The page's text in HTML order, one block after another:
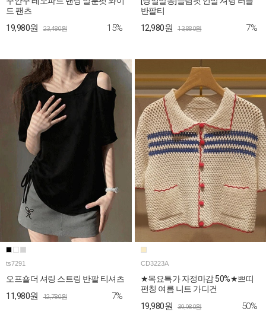
드 팬츠
19,980원 23,480원 15%
반팔티
12,980원 13,880원 7%
ts7291
오프숄더 셔링 스트링 반팔 티셔츠
11,980원 12,780원 7%
CD3223A
★목요특가 자정마감 50%★쁘띠
펀칭 여름 니트 가디건
19,980원 39,980원 50%